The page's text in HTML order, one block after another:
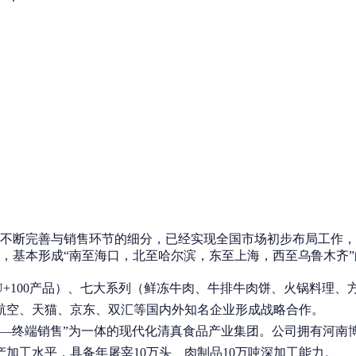
完善与销售环节的细分，已经实现全国市场初步布局工作
基本形成“南至海口，北至哈尔滨，东至上海，西至乌鲁木
产品）、七大系列（鲜冻牛肉、牛排牛肉饼、火锅料理
、天猫、京东、双汇等国内外知名企业形成战略合作。
端销售”为一体的现代化清真食品产业集团。公司拥有河南
工水平，具备年屠宰10万头、肉制品10万吨深加工能力。